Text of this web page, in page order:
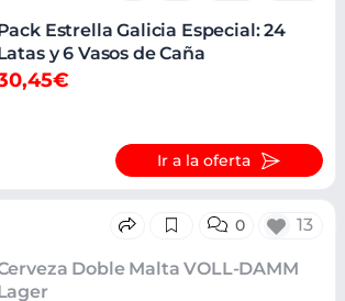
Estrella Galicia Especial: 24
y 6 Vasos de Caña
Ir a la oferta
0 13
Doble Malta VOLL-DAMM